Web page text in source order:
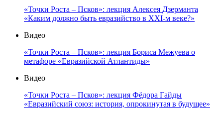
«Точки Роста – Псков»: лекция Алексея Дзерманта
«Каким должно быть евразийство в XXI-м веке?»
Видео
«Точки Роста – Псков»: лекция Бориса Межуева о
метафоре «Евразийской Атлантиды»
Видео
«Точки Роста – Псков»: лекция Фёдора Гайды
«Евразийский союз: история, опрокинутая в будущее»